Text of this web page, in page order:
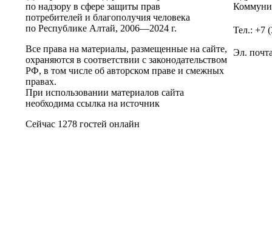
по надзору в сфере защиты прав
потребителей и благополучия человека
по Республике Алтай, 2006—2024 г.
Все права на материалы, размещенные на сайте,
охраняются в соответствии с законодательством
РФ, в том числе об авторском праве и смежных
правах.
При использовании материалов сайта
необходима ссылка на источник
Сейчас 1278 гостей онлайн
Тел.: +7
Эл.